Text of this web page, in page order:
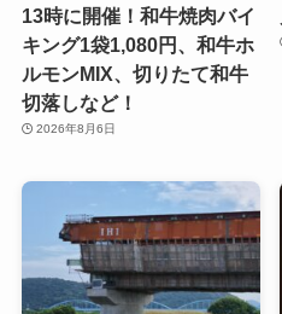
13時に開催！和牛焼肉バイ
キング1袋1,080円、和牛ホ
ルモンMIX、切りたて和牛
切落しなど！
2026年8月6日